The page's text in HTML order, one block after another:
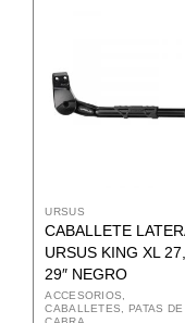
URSUS
CABALLETE
URSUS KING XL
29″ NEGRO
ACCESORIOS
CABALLETES, PATAS DE